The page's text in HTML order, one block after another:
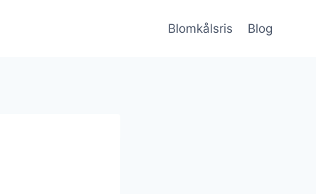
Blomkålsris Blog